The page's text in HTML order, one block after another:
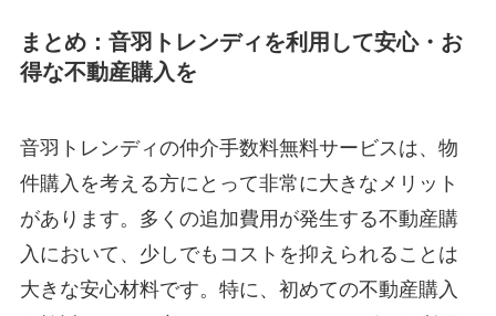
まとめ：音羽トレンディを利用して安心・お
得な不動産購入を
音羽トレンディの仲介手数料無料サービスは、物
件購入を考える方にとって非常に大きなメリット
があります。多くの追加費用が発生する不動産購
入において、少しでもコストを抑えられることは
大きな安心材料です。特に、初めての不動産購入